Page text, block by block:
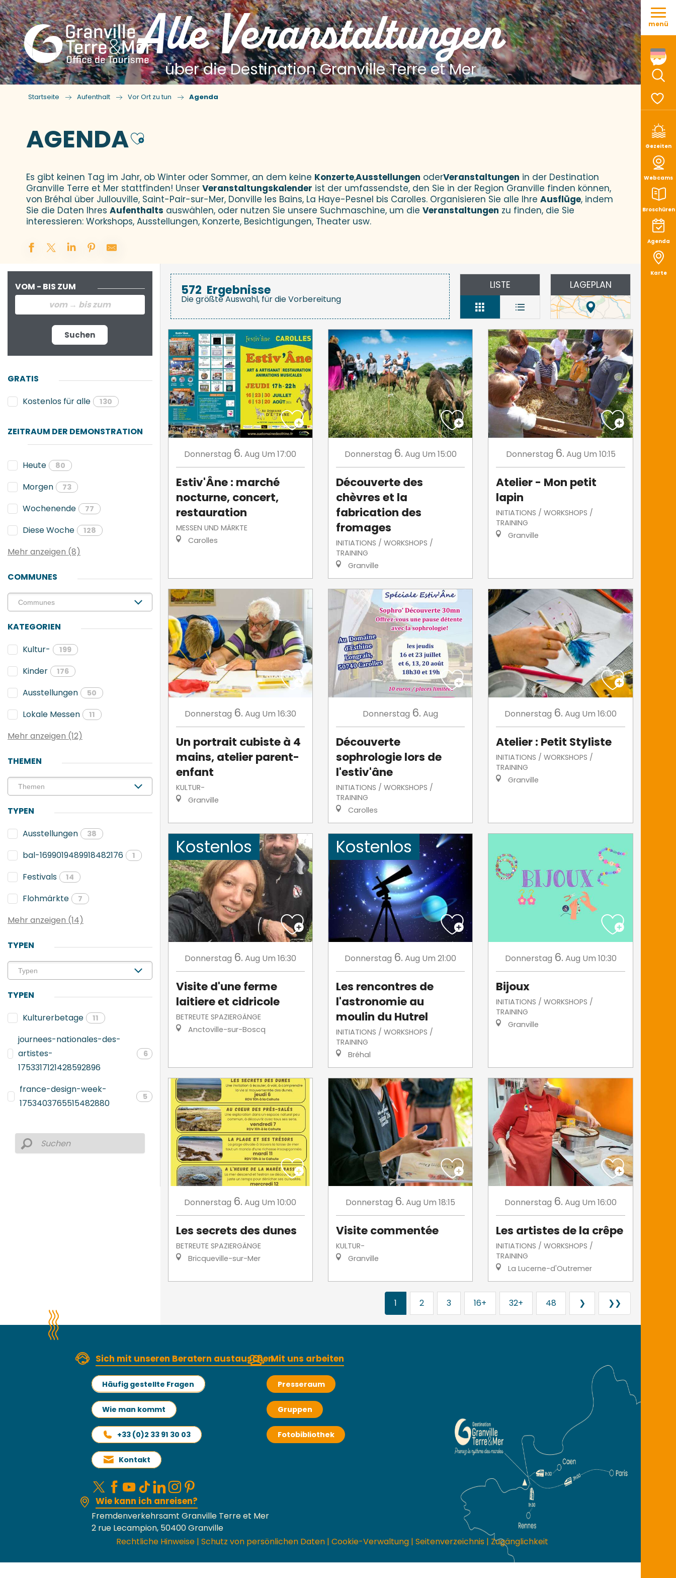
Aller
contenu
Gezeiten
Webcams
Broschüren
Agenda
Karte
menü
Alle Veranstaltungen
über die Destination Granville Terre et Mer
Startseite Aufenthalt Vor Ort zu tun Agenda
AGENDAAjouter aux favoris
Es gibt keinen Tag im Jahr, ob Winter oder Sommer, an dem keine Konzerte,Ausstellungen oderVeranstaltungen in der Destination
Granville Terre et Mer stattfinden! Unser Veranstaltungskalender ist der umfassendste, den Sie in der Region Granville finden können,
von Bréhal über Jullouville, Saint-Pair-sur-Mer, Donville les Bains, La Haye-Pesnel bis Carolles. Organisieren Sie alle Ihre Ausflüge, indem
Sie die Daten Ihres Aufenthalts auswählen, oder nutzen Sie unsere Suchmaschine, um die Veranstaltungen zu finden, die Sie
interessieren: Workshops, Ausstellungen, Konzerte, Besichtigungen, Theater usw.
VOM - BIS ZUM
Suchen
GRATIS
Kostenlos für alle
130
ZEITRAUM DER DEMONSTRATION
Heute 80
Morgen 73
Wochenende 77
Diese Woche 128
Mehr anzeigen (8)
COMMUNES
KATEGORIEN
Kultur-
199
Kinder 176
Ausstellungen 50
Lokale Messen 11
Mehr anzeigen (12)
THEMEN
TYPEN
Ausstellungen
38
bal-1699019489918482176 1
Festivals 14
Flohmärkte 7
Mehr anzeigen (14)
TYPEN
TYPEN
Kulturerbetage
11
journees-nationales-des-
artistes-
1753317121428592896
6
france-design-week-
1753403765515482880
5
572 Ergebnisse
Die größte Auswahl, für die Vorbereitung
LISTE LAGEPLAN
Donnerstag 6. Aug Um 17:00
Estiv'Âne : marché
nocturne, concert,
restauration
MESSEN UND MÄRKTE
Carolles
Donnerstag 6. Aug Um 15:00
Découverte des
chèvres et la
fabrication des
fromages
INITIATIONS / WORKSHOPS /
TRAINING
Granville
Donnerstag 6. Aug Um 10:15
Atelier - Mon petit
lapin
INITIATIONS / WORKSHOPS /
TRAINING
Granville
Donnerstag 6. Aug Um 16:30
Un portrait cubiste à 4
mains, atelier parent-
enfant
KULTUR-
Granville
Donnerstag 6. Aug
Découverte
sophrologie lors de
l'estiv'âne
INITIATIONS / WORKSHOPS /
TRAINING
Carolles
Donnerstag 6. Aug Um 16:00
Atelier : Petit Styliste
INITIATIONS / WORKSHOPS /
TRAINING
Granville
Kostenlos
Donnerstag 6. Aug Um 16:30
Visite d'une ferme
laitiere et cidricole
BETREUTE SPAZIERGÄNGE
Anctoville-sur-Boscq
Kostenlos
Donnerstag 6. Aug Um 21:00
Les rencontres de
l'astronomie au
moulin du Hutrel
INITIATIONS / WORKSHOPS /
TRAINING
Bréhal
Donnerstag 6. Aug Um 10:30
Bijoux
INITIATIONS / WORKSHOPS /
TRAINING
Granville
Donnerstag 6. Aug Um 10:00
Les secrets des dunes
BETREUTE SPAZIERGÄNGE
Bricqueville-sur-Mer
Donnerstag 6. Aug Um 18:15
Visite commentée
KULTUR-
Granville
Donnerstag 6. Aug Um 16:00
Les artistes de la crêpe
INITIATIONS / WORKSHOPS /
TRAINING
La Lucerne-d'Outremer
1 2 3 16+ 32+ 48 ❯ ❯❯
Sich mit unseren Beratern austauschen
Häufig gestellte Fragen
Wie man kommt
+33 (0)2 33 91 30 03
Kontakt
Mit uns arbeiten
Presseraum
Gruppen
Fotobibliothek
Wie kann ich anreisen?
Fremdenverkehrsamt Granville Terre et Mer
2 rue Lecampion, 50400 Granville
Rechtliche Hinweise | Schutz von persönlichen Daten | Cookie-Verwaltung | Seitenverzeichnis | Zugänglichkeit